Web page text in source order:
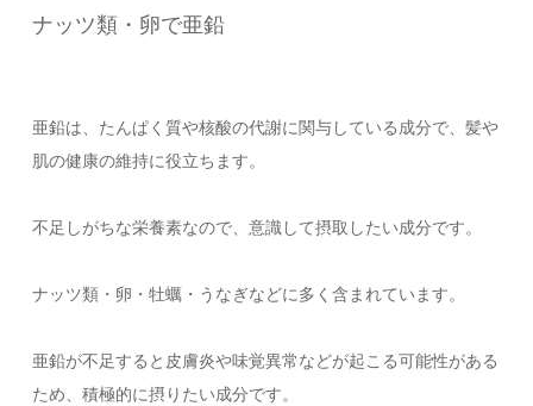
ナッツ類・卵で亜鉛
亜鉛は、たんぱく質や核酸の代謝に関与している成分で、髪や
肌の健康の維持に役立ちます。
不足しがちな栄養素なので、意識して摂取したい成分です。
ナッツ類・卵・牡蠣・うなぎなどに多く含まれています。
亜鉛が不足すると皮膚炎や味覚異常などが起こる可能性がある
ため、積極的に摂りたい成分です。